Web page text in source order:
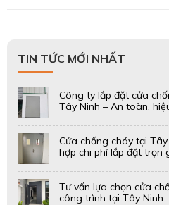
TIN TỨC MỚI NHẤT
Công ty lắp đặt cửa
Tây Ninh – An toàn,
Cửa chống cháy tại
hợp chi phí lắp đặt trọn
Tư vấn lựa chọn cửa
công trình tại Tây Ninh